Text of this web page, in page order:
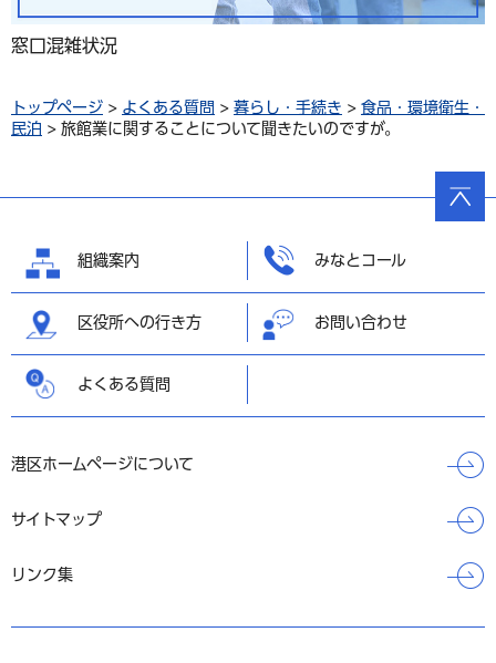
窓口混雑状況
トップページ > よくある質問 > 暮らし・手続き > 食品・環境衛生・
民泊 > 旅館業に関することについて聞きたいのですが。
組織案内 みなとコール
区役所への行き方 お問い合わせ
よくある質問
港区ホームページについて
サイトマップ
リンク集
ページ
の先頭